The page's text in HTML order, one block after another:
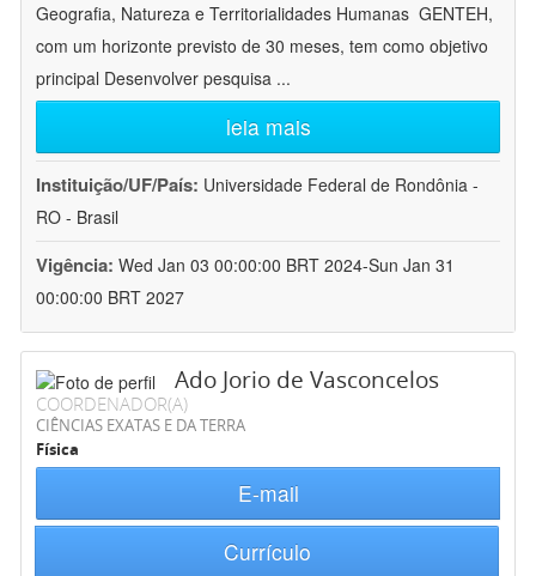
Geografia, Natureza e Territorialidades Humanas  GENTEH,
com um horizonte previsto de 30 meses, tem como objetivo
principal Desenvolver pesquisa ...
leia mais
Instituição/UF/País: Universidade Federal de Rondônia -
RO - Brasil
Vigência: Wed Jan 03 00:00:00 BRT 2024-Sun Jan 31
00:00:00 BRT 2027
Ado Jorio de Vasconcelos
COORDENADOR(A)
CIÊNCIAS EXATAS E DA TERRA
Física
E-mail
Currículo